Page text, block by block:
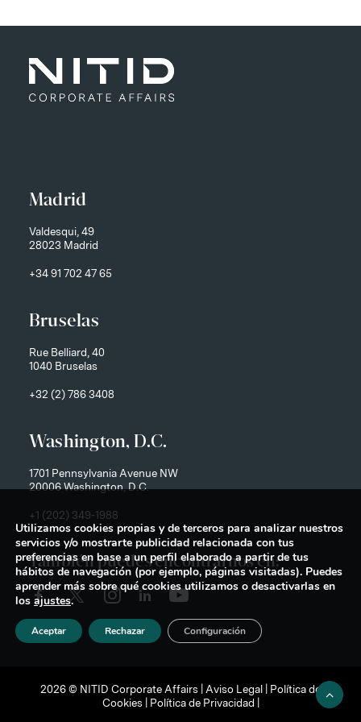
Madrid
Valdesqui, 49
28023 Madrid
+34 91 702 47 65
Bruselas
Rue Belliard, 40
1040 Bruselas
+32 (2) 786 3408
Washington, D.C.
1701 Pennsylvania Avenue NW
20006 Washington, D.C.
+1 (202) 349-1988
También puedes encontrarnos en:
2026 © NITID Corporate Affairs | Aviso Legal
Política de
Cookies
Política de Privacidad
Utilizamos cookies propias y de terceros para analizar nuestros
servicios y/o mostrarte publicidad relacionada con tus
preferencias en base a un perfil elaborado a partir de tus
hábitos de navegación (por ejemplo, páginas visitadas). Puedes
aprender más sobre qué cookies utilizamos o desactivarlas en
los ajustes.
Aceptar Rechazar Configuración